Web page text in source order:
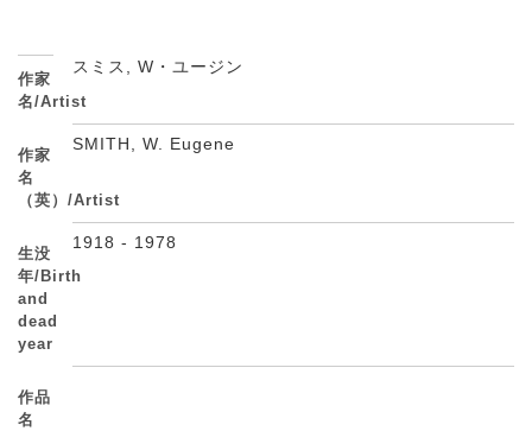
作家
名/Artist
スミス, W・ユージン
作家
名
（英）/Artist
SMITH, W. Eugene
生没
年/Birth
and
dead
year
1918 - 1978
作品
名